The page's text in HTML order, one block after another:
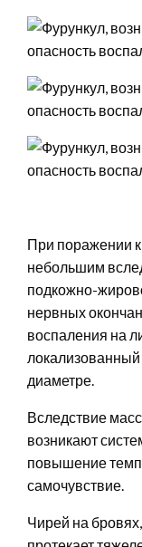
При поражении
небольшим
подкожно-
нервных
воспаления на
локализованный
диаметре.
Вследствие
возникают
повышение
самочувствие.
Чирей на